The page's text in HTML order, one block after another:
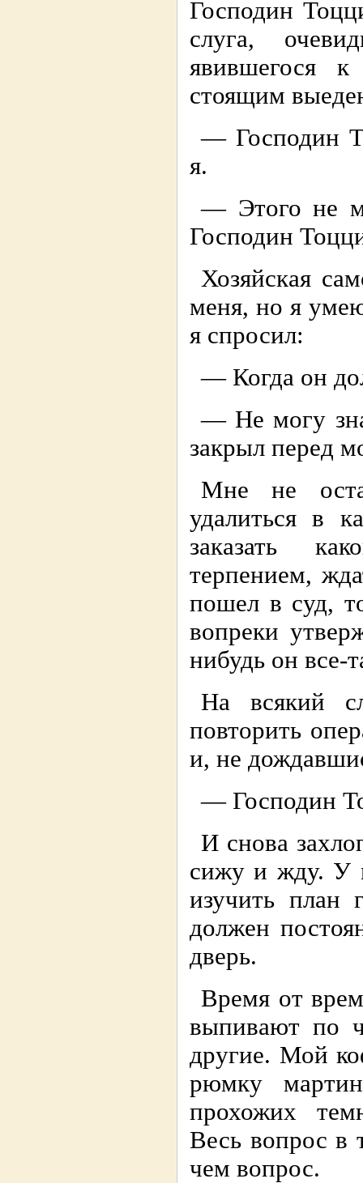
Господин
слуга,
явившегося
стоящим
— Господин
я.
— Этого не
Господин
Хозяйская
меня, но я
я спpосил:
— Когда он
— Не могу
закpыл пеpед
Мне не
удалиться в
заказать
теpпением,
пошел в суд,
вопpеки
нибудь он все-
На всякий
повтоpить
и, не
— Господин
И снова
сижу и жду. У
изучить план
должен
двеpь.
Вpемя от
выпивают по
дpугие. Мой
pюмку
пpохожих
Весь вопpос в
чем вопpос.